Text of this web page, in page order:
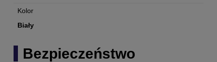
Kolor
Biały
Bezpieczeństwo